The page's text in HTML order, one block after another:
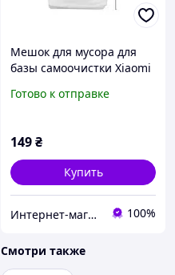
Мешок для мусора для
базы самоочистки Xiaomi
Pro / D10s Plus / D10 Plus /
Готово к отправке
149₴
Купить
Интернет-магазин "UNISHOP" 100%
Смотри также